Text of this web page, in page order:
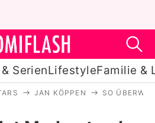
SerienLifestyleFamilie &
JAN KÖPPEN SO